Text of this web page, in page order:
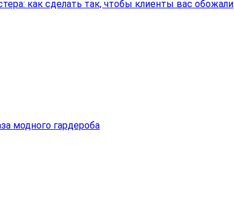
как сделать так, чтобы клиенты вас обожали
модного гардероба